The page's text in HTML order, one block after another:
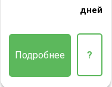
дней
Подробнее ?